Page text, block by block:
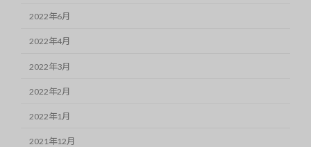
2022年6月
2022年4月
2022年3月
2022年2月
2022年1月
2021年12月